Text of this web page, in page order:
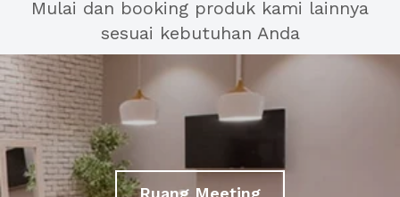
Mulai dan booking produk kami lainnya
sesuai kebutuhan Anda
Ruang Meeting